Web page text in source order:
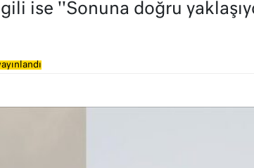
ise ''Sonuna doğru